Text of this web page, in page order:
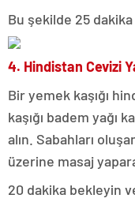
Bu şekilde 25
4. Hindistan Cevizi
Bir yemek kaşığı
kaşığı badem yağı
alın. Sabahları
üzerine masaj
20 dakika bekleyin